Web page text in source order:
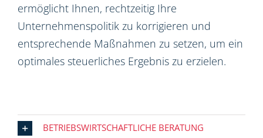
ermöglicht Ihnen, rechtzeitig Ihre
Unternehmenspolitik zu korrigieren und
entsprechende Maßnahmen zu setzen, um ein
optimales steuerliches Ergebnis zu erzielen.
BETRIEBSWIRTSCHAFTLICHE BERATUNG